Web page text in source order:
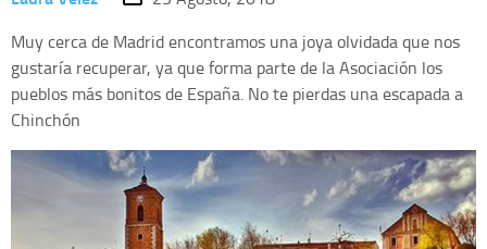
Muy cerca de Madrid encontramos una joya olvidada que nos
gustaría recuperar, ya que forma parte de la Asociación los
pueblos más bonitos de España. No te pierdas una escapada a
Chinchón